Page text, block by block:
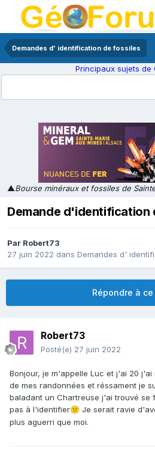
Demandes d' identification de fossiles
Principaux sujets de
▲Bourse minéraux et fossiles de
Demande d'identification
Par Robert73
27 juin 2022 dans Demandes d'
Répondre à
Robert73
Posté(e) 27 juin 2022
Bonjour, je m'appelle Luc et j'ai 20
de mes randonnées et réssament je
baladant un Chartreuse j'ai trouvé se
pas à l'identifier😕 Je serait ravie
plus aguerri que moi.